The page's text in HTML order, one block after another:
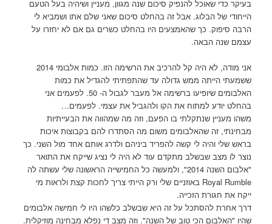
בעיקר כדי שאוכל להנפיק סיכום שנה מגוון, מעניין ושיהיה בעל הטעם
הייחודי של הבלוג. אבל זה בהחלט סיכום שאני שלם אתו ושמביא לי
הרבה סיפוק. כך שהאמצעים היו בהחלט כשרים גם אם לא יחזרו על
עצמם שנה הבאה.
אני מודה, לא היה קל להרכיב את הרשימה הזו. כמות אלבומי 2014
ששמעתי הייתה ממש גדולה עד שהתפתיתי להגדיל את כמות
האלבומים שיופיעו ברשימה אל מעבר לגבול ה- 50. לפעמים אני
בהחלט יודע למתוח את הקו ולהגביל את עצמי. לפעמים…
משהו מעניין שנתקלתי בו הפעם, וזה מה שמהווה את הבעייתיות
מבחינתי, זה שהאלבומים משום מה הסתדרו להם בקבוצות איכות
בראש שלי והיה לי קשה להפריד ביניהם ולדרג אותם אחד מול השני. כך
נוצר לו מצב שבשלב מתקדם עוד לא היה לי נציג שייקח את התואר
"אלבום השנה 2014", ולמעשה כל החמישייה הראשונה שלי עשתה לה
Royal Rumble באוזניים שלי ורק הייתי צריך לחכות קצת ולראות מי
ייקח את חגורת הזכייה.
דרך אחרת להסתכל על זה היא שבשלב כלשהו היו לי חמישה אלבומים
שהיו "האלבום הכי טוב של השנה". וזה מצב די נפלא מבחינה מוזיקלית.